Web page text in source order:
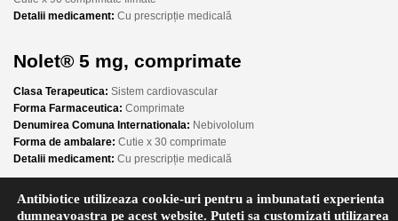
Detalii medicament: Cu prescripție medicală
Nolet® 5 mg, comprimate
Clasa Terapeutica: Sistem cardiovascular
Forma Farmaceutica: Comprimate
Denumirea Comuna Internationala: Nebivololum
Forma de ambalare: Cutie x 30 comprimate
Detalii medicament: Cu prescripție medicală
Novocalmin® 300 mg, supozitoare
Antibiotice utilizeaza cookie-uri pentru a imbunatati experienta
dumneavoastra pe acest website. Puteti sa customizati utilizarea